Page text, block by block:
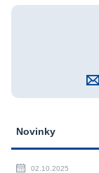
Novinky
02.10.2025